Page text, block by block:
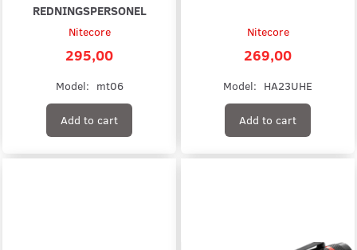
REDNINGSPERSONEL
Nitecore
295,00
Model: mt06
Add to cart
Nitecore
269,00
Model: HA23UHE
Add to cart